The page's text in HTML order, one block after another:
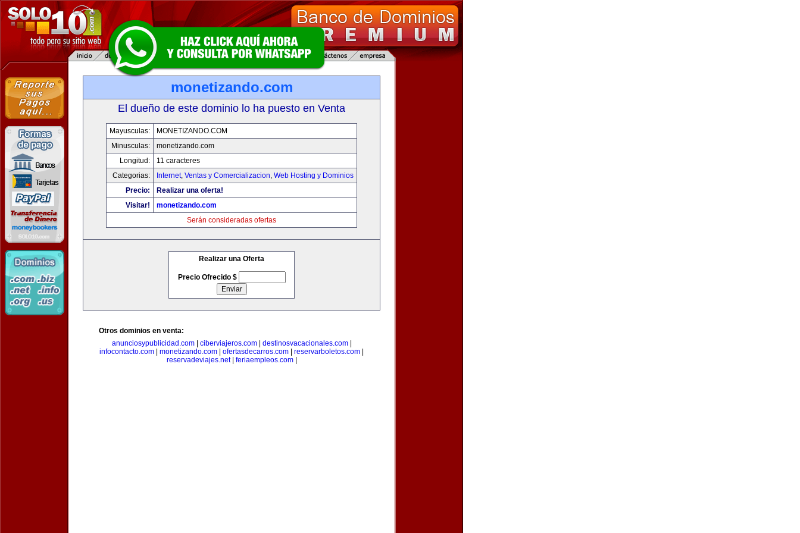
monetizando.com
El dueño de este dominio lo ha puesto en Venta
Mayusculas:
MONETIZANDO.COM
Minusculas:
monetizando.com
Longitud:
11 caracteres
Categorias:
Internet, Ventas y Comercializacion, Web Hosting y Dominios
Precio:
Realizar una oferta!
Visitar!
monetizando.com
Serán consideradas ofertas
Realizar una Oferta
Precio Ofrecido $
Otros dominios en venta:
anunciosypublicidad.com| ciberviajeros.com| destinosvacacionales.com|
infocontacto.com
monetizando.com ofertasdecarros.com reservarboletos.com
reservadeviajes.net| feriaempleos.com|